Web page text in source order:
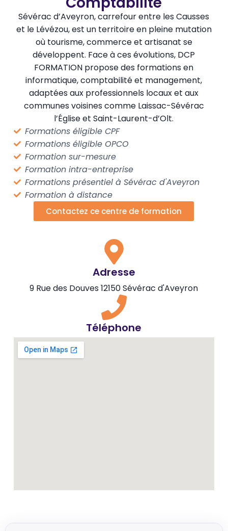
Sévérac d’Aveyron, carrefour entre les Causses
et le Lévézou, est un territoire en pleine mutation
où tourisme, commerce et artisanat se
développent. Face à ces évolutions, DCP
FORMATION propose des formations en
informatique, comptabilité et management,
adaptées aux professionnels locaux et aux
communes voisines comme Laissac-Sévérac
l’Église et Saint-Laurent-d’Olt.
Formations éligible CPF
Formations éligible OPCO
Formation sur-mesure
Formation intra-entreprise
Formations présentiel à Sévérac d'Aveyron
Formation à distance
Contactez ce centre de formation
Adresse
9 Rue des Douves 12150 Sévérac d'Aveyron
Téléphone